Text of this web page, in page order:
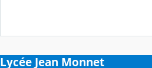
Lycée Jean Monnet